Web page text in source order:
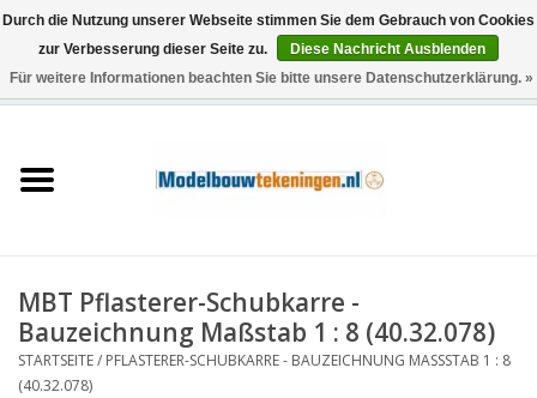
0 Artikel - €0,00
Schiffe
Holzbau
Landschaft
MBT Pflasterer-Schubkarre -
Bauzeichnung Maßstab 1 : 8 (40.32.078)
STARTSEITE/ PFLASTERER-SCHUBKARRE - BAUZEICHNUNG MASSSTAB 1 : 8 (
40.32.078)
Durch die Nutzung unserer Webseite stimmen Sie dem Gebrauch von Cookies
zur Verbesserung dieser Seite zu.
Diese Nachricht Ausblenden
Für weitere Informationen beachten Sie bitte unsere Datenschutzerklärung. »